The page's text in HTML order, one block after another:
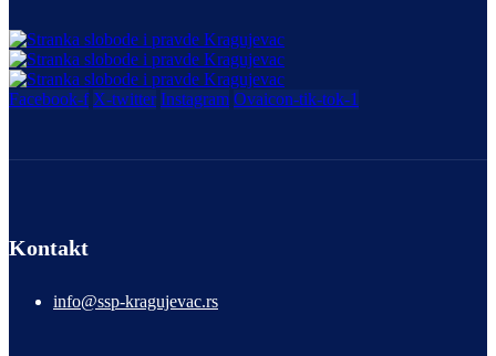
Facebook-f X-twitter Instagram Ovaicon-tik-tok-1
Kontakt
info@ssp-kragujevac.rs